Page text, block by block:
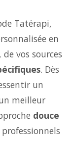
Tatérapi,
en
vos sources
. Dès
un
meilleur
douce